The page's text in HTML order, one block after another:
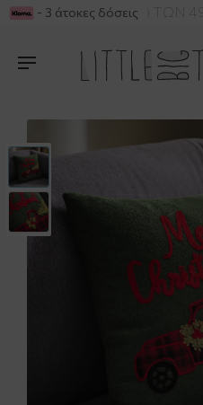
ΓΙΑ ΑΓΟΡΕΣ ΑΝΩ ΤΩΝ 49€
- 3 άτοκες δόσεις